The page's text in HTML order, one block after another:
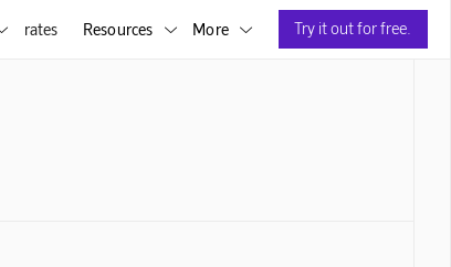
rates Resources  More  Try it out for free.